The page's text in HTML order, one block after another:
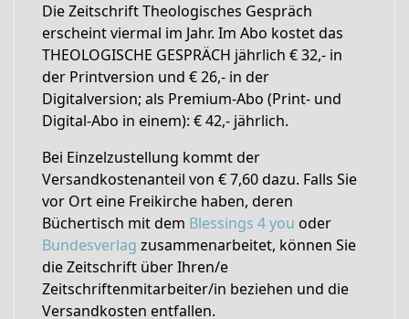
Die Zeitschrift Theologisches Gespräch
erscheint viermal im Jahr. Im Abo kostet das
THEOLOGISCHE GESPRÄCH jährlich € 32,- in
der Printversion und € 26,- in der
Digitalversion; als Premium-Abo (Print- und
Digital-Abo in einem): € 42,- jährlich.
Bei Einzelzustellung kommt der
Versandkostenanteil von € 7,60 dazu. Falls Sie
vor Ort eine Freikirche haben, deren
Büchertisch mit dem Blessings 4 you oder
Bundesverlag zusammenarbeitet, können Sie
die Zeitschrift über Ihren/e
Zeitschriftenmitarbeiter/in beziehen und die
Versandkosten entfallen.